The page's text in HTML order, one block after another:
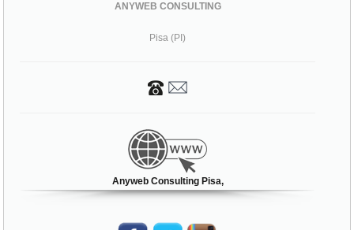
ANYWEB CONSULTING
Pisa (PI)
Anyweb Consulting Pisa,